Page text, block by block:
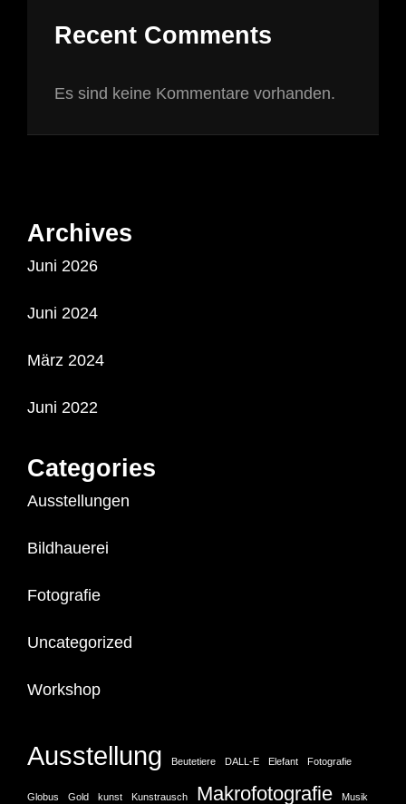
Recent Comments
Es sind keine Kommentare vorhanden.
Archives
Juni 2026
Juni 2024
März 2024
Juni 2022
Categories
Ausstellungen
Bildhauerei
Fotografie
Uncategorized
Workshop
Ausstellung Beutetiere DALL-E Elefant Fotografie
Globus Gold kunst Kunstrausch Makrofotografie Musik